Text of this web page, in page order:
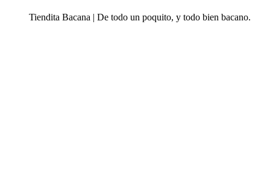
Tiendita Bacana | De todo un poquito, y todo bien bacano.